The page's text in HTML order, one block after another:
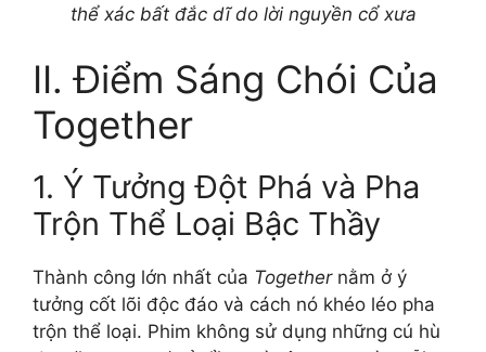
thể xác bất đắc dĩ do lời nguyền cổ xưa
II. Điểm Sáng Chói Của
Together
1. Ý Tưởng Đột Phá và Pha
Trộn Thể Loại Bậc Thầy
Thành công lớn nhất của Togethernằm ở ý
tưởng cốt lõi độc đáo và cách nó khéo léo pha
trộn thể loại. Phim không sử dụng những cú hù